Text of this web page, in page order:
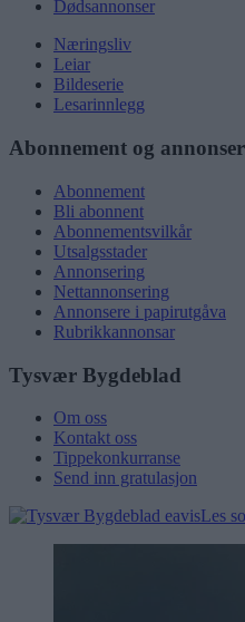
Dødsannonser
Næringsliv
Leiar
Bildeserie
Lesarinnlegg
Abonnement og
Abonnement
Bli abonnent
Abonnementsvilkår
Utsalgsstader
Annonsering
Nettannonsering
Annonsere i papirutgåva
Rubrikkannonsar
Tysvær Bygdeblad
Om oss
Kontakt oss
Tippekonkurranse
Send inn gratulasjon
Les